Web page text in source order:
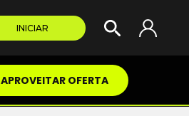
INICIAR
APROVEITAR OFERTA